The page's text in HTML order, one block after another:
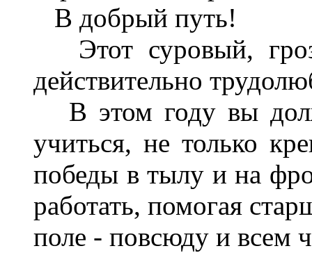
В добрый путь!
Этот суровый,
действительно
В этом году вы
учиться, не только
победы в тылу и на
работать, помогая
поле - повсюду и всем